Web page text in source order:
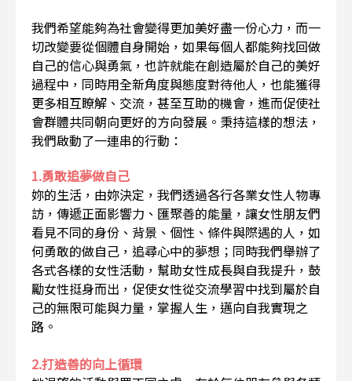
我們希望能夠為社會變得更加美好盡一份心力，而一
切改變要從個體自身開始，如果每個人都能夠找回做
自己的信心與勇氣，也許就能在創造屬於自己的美好
過程中，同時用全新角度與態度對待他人，也能獲得
更多相互瞭解、交流，甚至互助的機會，進而促使社
會群體共同朝向更好的方向發展。秉持這樣的想法，
我們啟動了一連串的行動：
1.勇敢追夢做自己
妳的生活，由妳決定，我們透過各行各業女性人物專
訪，傳遞正面影響力、匯聚善的能量，讓女性朋友們
看見不同的身份、背景、個性、條件與際遇的人，如
何勇敢的做自己，追尋心中的夢想；同時我們舉辦了
各式各樣的女性活動，幫助女性成長與自我提升，鼓
勵女性挺身而出，促使女性從交流學習中找到屬於自
己的無限可能與力量，掌握人生，邁向自我實現之
路。
2.打造善的向上循環